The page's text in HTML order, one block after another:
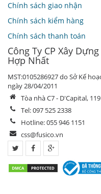
Chính sách giao nhận
Chính sách kiểm hàng
Chính sách thanh toán
Công Ty CP Xây
Hợp Nhất
MST:0105286927 do Sở Kế
ngày 28/04/2011
Tòa nhà C7 - D'Capital,
Tel: 097 525 2338
Hotline: 055 946 1151
css@fusico.vn